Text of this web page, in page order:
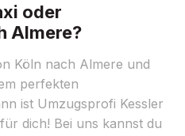
oder
Almere?
Köln nach Almere und
perfekten
ist Umzugsprofi Kessler
dich! Bei uns kannst du